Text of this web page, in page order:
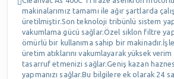
makinalarımız tamamı ile ağır şartlarda
üretilmiştir.Son teknoloji tribünlü sistem
vakumlama gücü sağlar.Özel siklon filtre
ömürlü bir kullanıma sahip bir
üretim atıklarını vakumlayarak yüksek
tasarruf etmenizi sağlar.Geniş kazan
yapmanızı sağlar.Bu bilgilere ek olarak 24